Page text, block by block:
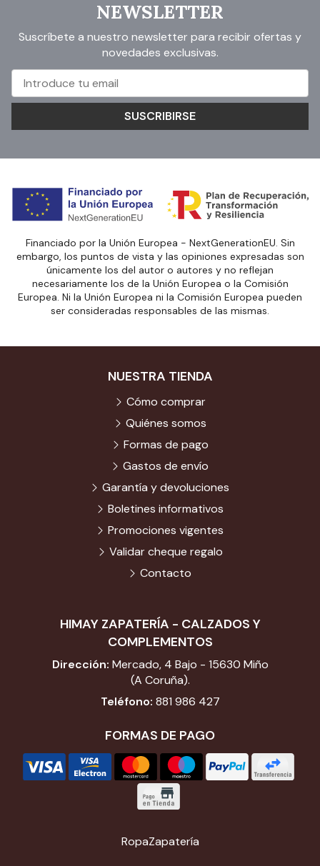
NEWSLETTER
Suscríbete a nuestro newsletter para recibir ofertas y
novedades exclusivas.
SUSCRIBIRSE
Financiado por la Unión Europea - NextGenerationEU. Sin
embargo, los puntos de vista y las opiniones expresadas son
únicamente los del autor o autores y no reflejan
necesariamente los de la Unión Europea o la Comisión
Europea. Ni la Unión Europea ni la Comisión Europea pueden
ser consideradas responsables de las mismas.
HIMAY ZAPATERÍA - CALZADOS Y
COMPLEMENTOS
Dirección: Mercado, 4 Bajo - 15630 Miño
(A Coruña).
Teléfono: 881 986 427
FORMAS DE PAGO
NUESTRA TIENDA
Cómo comprar
Quiénes somos
Formas de pago
Gastos de envío
Garantía y devoluciones
Boletines informativos
Promociones vigentes
Validar cheque regalo
Contacto
RopaZapatería